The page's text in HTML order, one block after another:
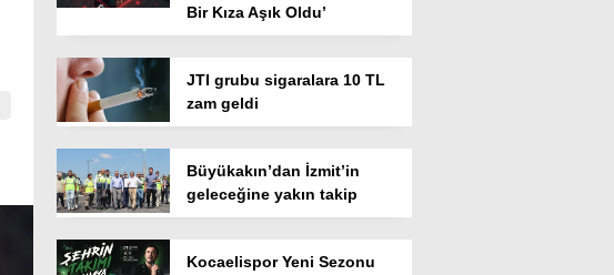
Bir Kıza Aşık Oldu’
JTI grubu sigaralara 10 TL
zam geldi
Büyükakın’dan İzmit’in
geleceğine yakın takip
Kocaelispor Yeni Sezonu